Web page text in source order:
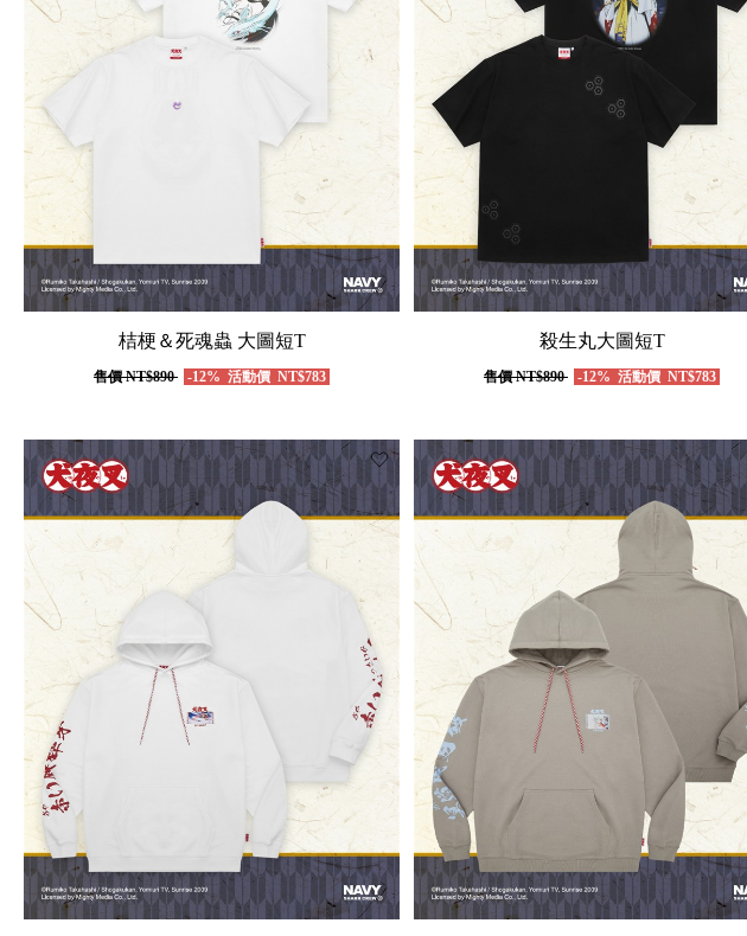
桔梗＆死魂蟲 大圖短T
售價NT$890 -12% 活動價 NT$783
殺生丸大圖短T
售價NT$890 -12% 活動價 NT$783